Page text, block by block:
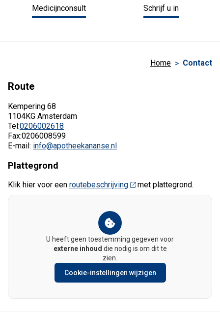
Medicijnconsult Schrijf u in
Home Contact
Route
Kempering 68
1104KG Amsterdam
Tel:0206002618
Fax:0206008599
E-mail: info@apotheekananse.nl
Plattegrond
Klik hier voor een routebeschrijving met plattegrond.
U heeft geen toestemming gegeven voor
externe inhoud die nodig is om dit te
zien.
Cookie-instellingen wijzigen